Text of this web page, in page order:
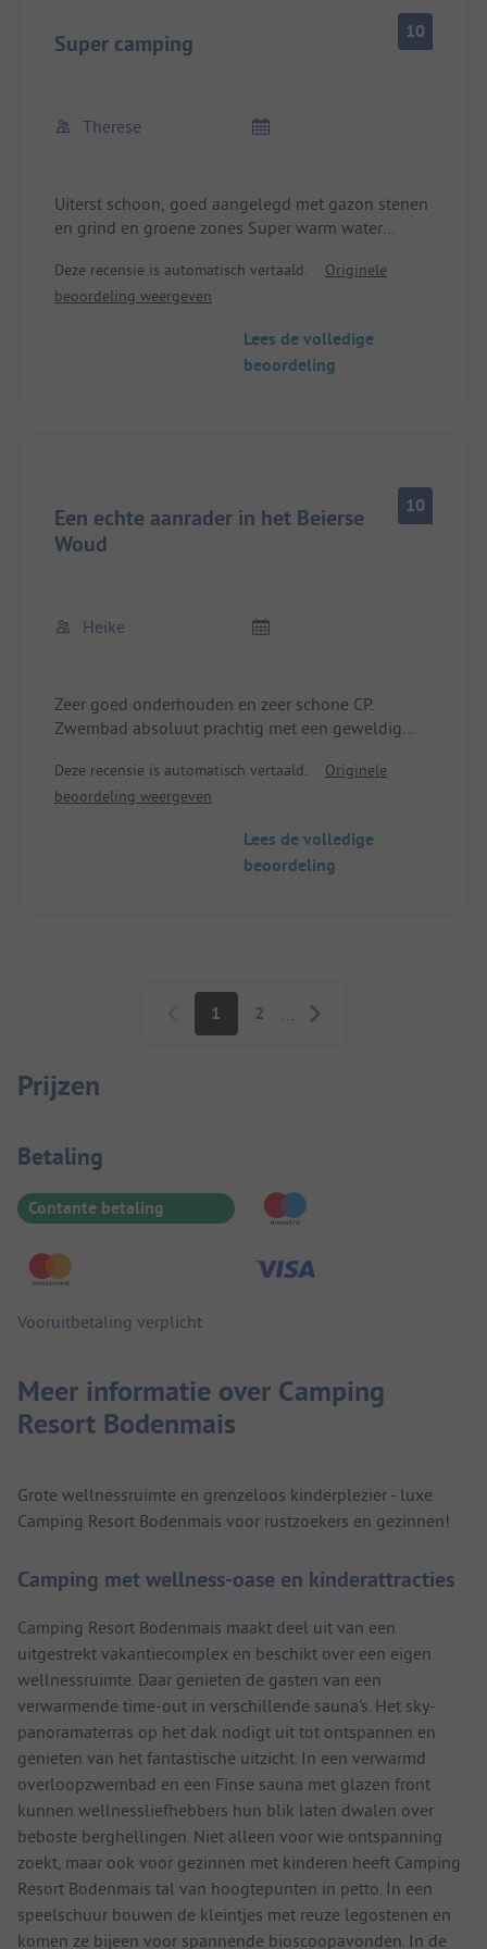
komen zeker terug.
Super camping 10
Therese
Uiterst schoon, goed aangelegd met gazon stenen
en grind en groene zones Super warm water
Hoogwaardige materialen gebruikt binnen en
buiten Top sanitair gebouw
Deze recensie is automatisch vertaald.
Originele
beoordeling weergeven
Lees de volledige
beoordeling
Een echte aanrader in het Beierse
Woud
10
Heike
Zeer goed onderhouden en zeer schone CP.
Zwembad absoluut prachtig met een geweldig
kwamen we te vroeg aan. Excursiemogelijkheden
genoeg, erg mooie wandel- en fietstochten, we
Deze recensie is automatisch vertaald.
Originele
beoordeling weergeven
Lees de volledige
beoordeling
1 2
Prijzen
Betaalinformatie
Betaling
Contante betaling
Vooruitbetaling verplicht
Meer informatie over Camping
Resort Bodenmais
Grote wellnessruimte en grenzeloos kinderplezier - luxe
Camping Resort Bodenmais voor rustzoekers en gezinnen!
Camping met wellness-oase en kinderattracties
Camping Resort Bodenmais maakt deel uit van een
uitgestrekt vakantiecomplex en beschikt over een eigen
wellnessruimte. Daar genieten de gasten van een
verwarmende time-out in verschillende sauna's. Het sky-
panoramaterras op het dak nodigt uit tot ontspannen en
genieten van het fantastische uitzicht. In een verwarmd
overloopzwembad en een Finse sauna met glazen front
kunnen wellnessliefhebbers hun blik laten dwalen over
beboste berghellingen. Niet alleen voor wie ontspanning
zoekt, maar ook voor gezinnen met kinderen heeft Camping
Resort Bodenmais tal van hoogtepunten in petto. In een
speelschuur bouwen de kleintjes met reuze legostenen en
komen ze bijeen voor spannende bioscoopavonden. In de